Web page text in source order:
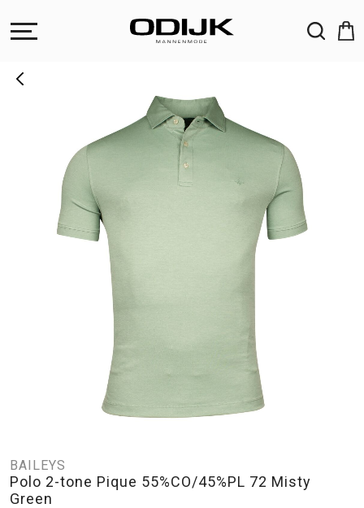
BAILEYS
Polo 2-tone Pique 55%CO/45%PL 72 Misty
Green